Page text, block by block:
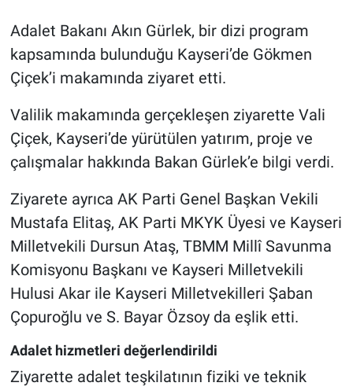
Adalet Bakanı Akın Gürlek, bir dizi program
kapsamında bulunduğu Kayseri’de Gökmen
Çiçek’i makamında ziyaret etti.
Valilik makamında gerçekleşen ziyarette Vali
Çiçek, Kayseri’de yürütülen yatırım, proje ve
çalışmalar hakkında Bakan Gürlek’e bilgi verdi.
Ziyarete ayrıca AK Parti Genel Başkan Vekili
Mustafa Elitaş, AK Parti MKYK Üyesi ve Kayseri
Milletvekili Dursun Ataş, TBMM Millî Savunma
Komisyonu Başkanı ve Kayseri Milletvekili
Hulusi Akar ile Kayseri Milletvekilleri Şaban
Çopuroğlu ve S. Bayar Özsoy da eşlik etti.
Adalet hizmetleri değerlendirildi
Ziyarette adalet teşkilatının fiziki ve teknik
Röportaj
Kayseri
Niğde
Aksaray
Kırşehir
Yerel
Genel
Asayiş
Kültür - Sanat